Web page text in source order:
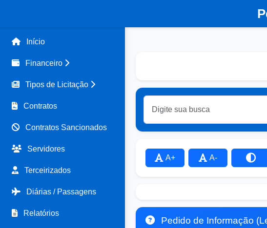
Início
Financeiro
Tipos de Licitação
Contratos
Contratos Sancionados
Servidores
Terceirizados
Diárias / Passagens
Relatórios
A+ A-
Pedido de Informação